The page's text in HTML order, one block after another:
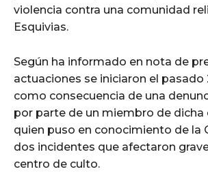
violencia contra una comunidad
Esquivias.
Según ha informado en nota de
actuaciones se iniciaron el pasado
como consecuencia de una
por parte de un miembro de dicha
quien puso en conocimiento de la
dos incidentes que afectaron
centro de culto.